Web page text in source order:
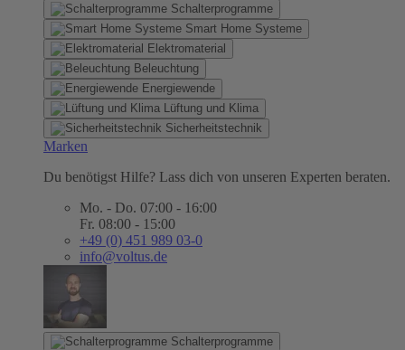
Schalterprogramme
Smart Home Systeme
Elektromaterial
Beleuchtung
Energiewende
Lüftung und Klima
Sicherheitstechnik
Marken
Du benötigst Hilfe? Lass dich von unseren Experten beraten.
Mo. - Do. 07:00 - 16:00
Fr. 08:00 - 15:00
+49 (0) 451 989 03-0
info@voltus.de
Schalterprogramme